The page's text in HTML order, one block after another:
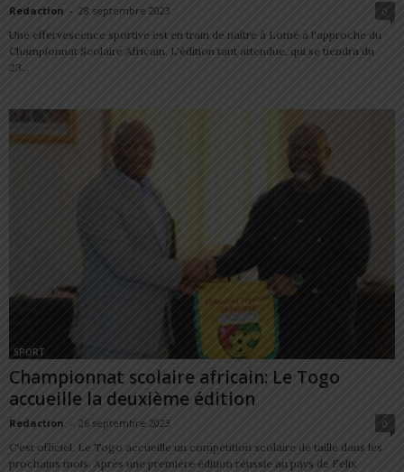
Redaction - 28 septembre 2023
0
Une effervescence sportive est en train de naître à Lomé à l'approche du
Championnat Scolaire Africain. L'édition tant attendue, qui se tiendra du
23...
SPORT
Championnat scolaire africain: Le Togo
accueille la deuxième édition
Redaction - 26 septembre 2023
0
C'est officiel. Le Togo accueille un compétition scolaire de taille dans les
prochains mois. Après une première édition réussie au pays de Felix